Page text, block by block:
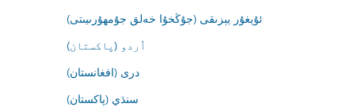
ئۇيغۇر يېزىقى (جۇڭخۇا خەلق جۇمھۇرىيىتى)
اُردو (پاکستان)
درى (افغانستان)
سنڌي (پاکستان)